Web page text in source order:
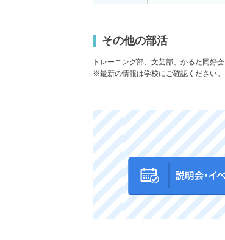
その他の部活
トレーニング部、文芸部、かるた同好会
※最新の情報は学校にご確認ください。